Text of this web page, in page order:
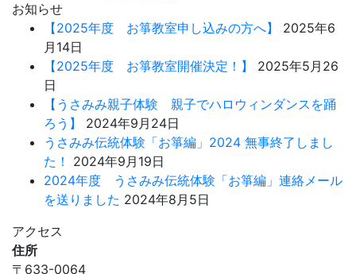
お知らせ
【2025年度 お箏教室申し込みの方へ】
2025年6
月14日
【2025年度 お箏教室開催決定！】
2025年5月26
日
【うさみみ親子体験 親子でハロウィンダンスを踊
ろう】
2024年9月24日
うさみみ伝統体験「お箏編」2024 無事終了しまし
た！
2024年9月19日
2024年度 うさみみ伝統体験「お箏編」連絡メール
を送りました 2024年8月5日
アクセス
住所
〒633-0064